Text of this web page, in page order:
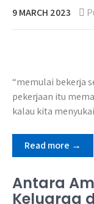
9 MARCH 2023
“memulai bekerja
pekerjaan itu
kalau kita
Read more →
Antara
Keluarga